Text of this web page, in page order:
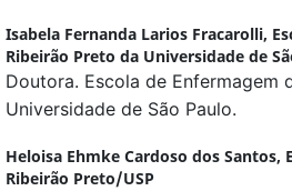
Isabela Fernanda Larios Fracarolli,
Ribeirão Preto da Universidade de
Doutora. Escola de Enfermagem
Universidade de São Paulo.
Heloisa Ehmke Cardoso dos Santos,
Ribeirão Preto/USP